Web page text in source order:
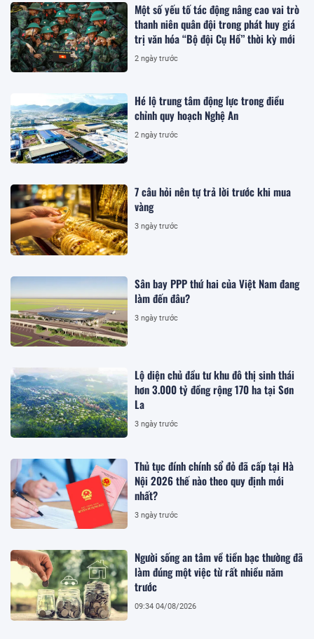
Một số yếu tố tác động nâng cao vai trò
thanh niên quân đội trong phát huy giá
trị văn hóa “Bộ đội Cụ Hồ” thời kỳ mới
2 ngày trước
Hé lộ trung tâm động lực trong điều
chỉnh quy hoạch Nghệ An
2 ngày trước
7 câu hỏi nên tự trả lời trước khi mua
vàng
3 ngày trước
Sân bay PPP thứ hai của Việt Nam đang
làm đến đâu?
3 ngày trước
Lộ diện chủ đầu tư khu đô thị sinh thái
hơn 3.000 tỷ đồng rộng 170 ha tại Sơn
La
3 ngày trước
Thủ tục đính chính sổ đỏ đã cấp tại Hà
Nội 2026 thế nào theo quy định mới
nhất?
3 ngày trước
Người sống an tâm về tiền bạc thường đã
làm đúng một việc từ rất nhiều năm
trước
09:34 04/08/2026